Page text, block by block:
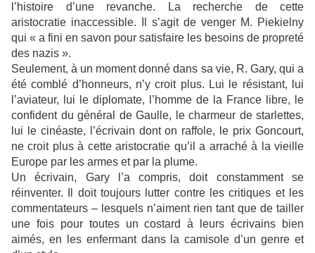
l’histoire d’une revanche. La recherche de cette
aristocratie inaccessible. Il s’agit de venger M. Piekielny
qui « a fini en savon pour satisfaire les besoins de propreté
des nazis ».
Seulement, à un moment donné dans sa vie, R. Gary, qui a
été comblé d’honneurs, n’y croit plus. Lui le résistant, lui
l’aviateur, lui le diplomate, l’homme de la France libre, le
confident du général de Gaulle, le charmeur de starlettes,
lui le cinéaste, l’écrivain dont on raffole, le prix Goncourt,
ne croit plus à cette aristocratie qu’il a arraché à la vieille
Europe par les armes et par la plume.
Un écrivain, Gary l’a compris, doit constamment se
réinventer. Il doit toujours lutter contre les critiques et les
commentateurs – lesquels n’aiment rien tant que de tailler
une fois pour toutes un costard à leurs écrivains bien
aimés, en les enfermant dans la camisole d’un genre et